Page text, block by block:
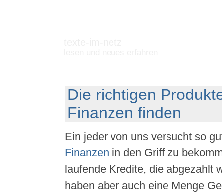
Die richtigen
Finanzen finden
Ein jeder von uns versucht so
Finanzen in den Griff zu
laufende Kredite, die abgezahlt
haben aber auch eine Menge